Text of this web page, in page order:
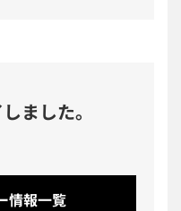
ました。
情報一覧